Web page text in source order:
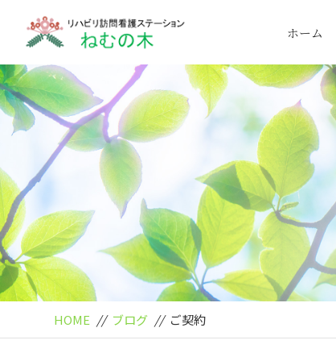
ホーム
HOME // ブログ // ご契約